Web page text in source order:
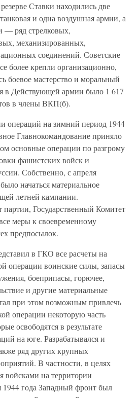
Ставки находились две
и одна воздушная армии, а
— ряд стрелковых,
механизированных,
соединений. Советские
более крепли организационно,
боевое мастерство и моральный
в Действующей армии было 1 617
в члены ВКП(б).
операций на зимний период 1944
Главнокомандование приняло
основные операции по разгрому
фашистских войск и
Собственно, с апреля
начаться материальное
летней кампании.
Государственный Комитет
меры к своевременному
предпосылок.
в ГКО все расчеты на
операции воинские силы, запасы
боеприпасы, горючее,
и другие материальные
при этом возможным привлечь
операции некоторую часть
освободятся в результате
на юге. Разрабатывался и
ряд других крупных
В частности, в целях
войсками на территории
1944 года Западный фронт был